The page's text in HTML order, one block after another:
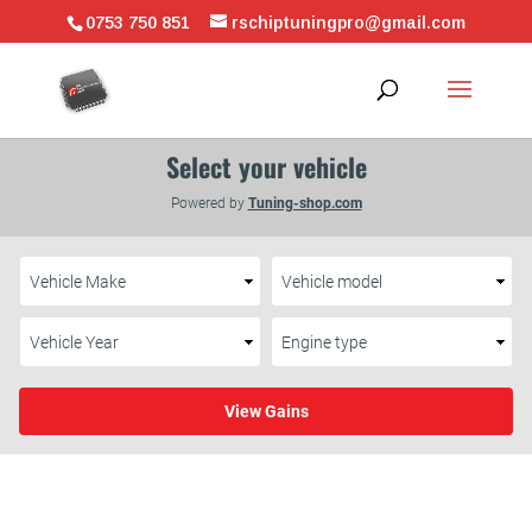
0753 750 851 rschiptuningpro@gmail.com